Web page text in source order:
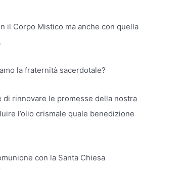
il Corpo Mistico ma anche con quella
la fraternità sacerdotale?
rinnovare le promesse della nostra
l’olio crismale quale benedizione
con la Santa Chiesa